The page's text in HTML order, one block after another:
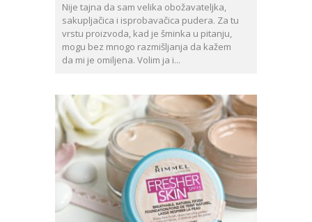
Nije tajna da sam velika obožavateljka,
sakupljačica i isprobavačica pudera. Za tu
vrstu proizvoda, kad je šminka u pitanju,
mogu bez mnogo razmišljanja da kažem
da mi je omiljena. Volim ja i...